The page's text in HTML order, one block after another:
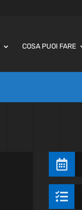
COSA PUOI FARE

